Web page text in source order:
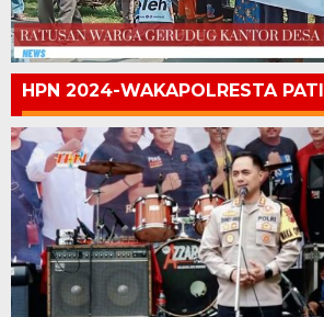
HPN 2024-WAKAPOLRESTA PATI